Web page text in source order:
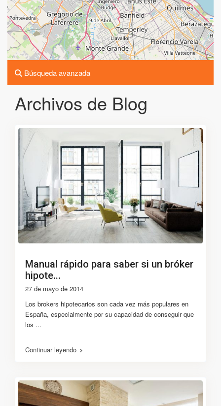
Búsqueda avanzada
Archivos de Blog
Manual rápido para saber si un bróker
hipote...
27 de mayo de 2014
Los brokers hipotecarios son cada vez más populares en
España, especialmente por su capacidad de conseguir que
los ...
Continuar leyendo